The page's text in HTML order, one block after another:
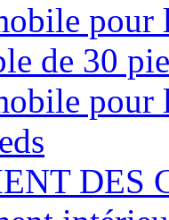
de 30
pour
DES